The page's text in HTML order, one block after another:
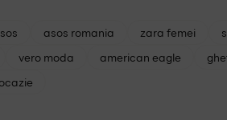
asos romania zara femei
vero moda american eagle